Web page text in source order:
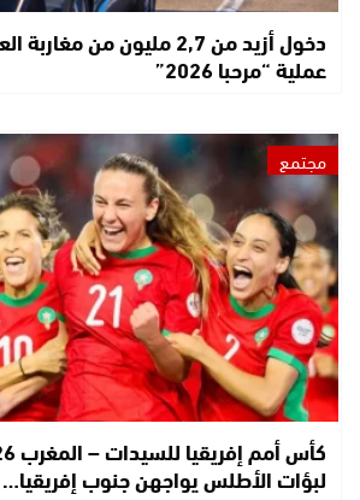
دخول أزيد من 2,7 مليون من
عملية “مرحبا 2026”
مجتمع
لبؤات الأطلس يواجهن جنوب إفريقيا…